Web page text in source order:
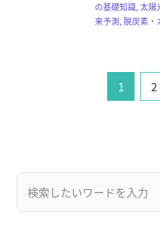
の基礎知識, 太
来予測, 脱炭素
1 2